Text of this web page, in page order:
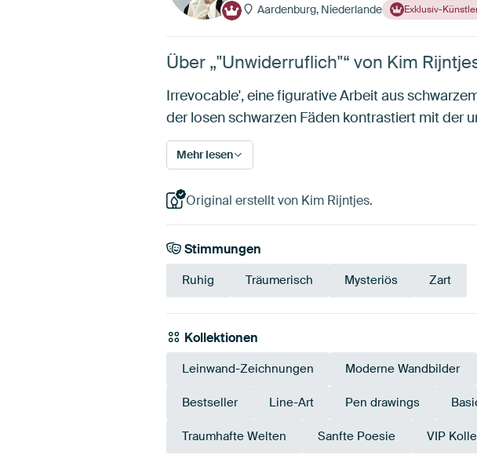
Aardenburg, Niederlande Exklusiv-
Über „"Unwiderruflich"“ von Kim
Irrevocable', eine figurative Arbeit aus
der losen schwarzen Fäden kontrastiert mit der
Mehr lesen
Original erstellt von Kim Rijntjes.
Stimmungen
Ruhig Träumerisch Mysteriös Zart
Kollektionen
Leinwand-Zeichnungen Moderne Wandbilder
Bestseller Line-Art Pen drawings
Traumhafte Welten Sanfte Poesie VIP